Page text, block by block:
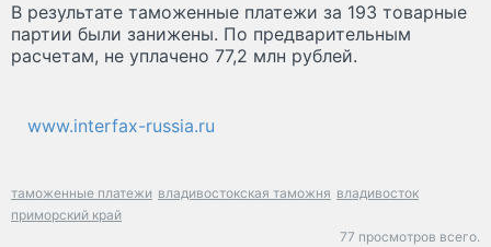
В результате таможенные платежи за 193 товарные
партии были занижены. По предварительным
расчетам, не уплачено 77,2 млн рублей.
www.interfax-russia.ru
таможенные платежи владивостокская таможня владивосток
приморский край
77 просмотров всего.